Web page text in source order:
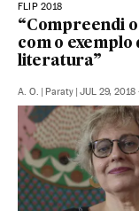
FLIP 2018
“Compreendi
com o exemplo
literatura”
A. O. Paraty JUL 29, 2018